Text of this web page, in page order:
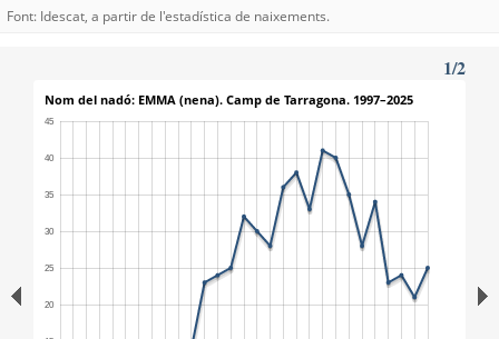
Font: Idescat, a partir de l'estadística de naixements.